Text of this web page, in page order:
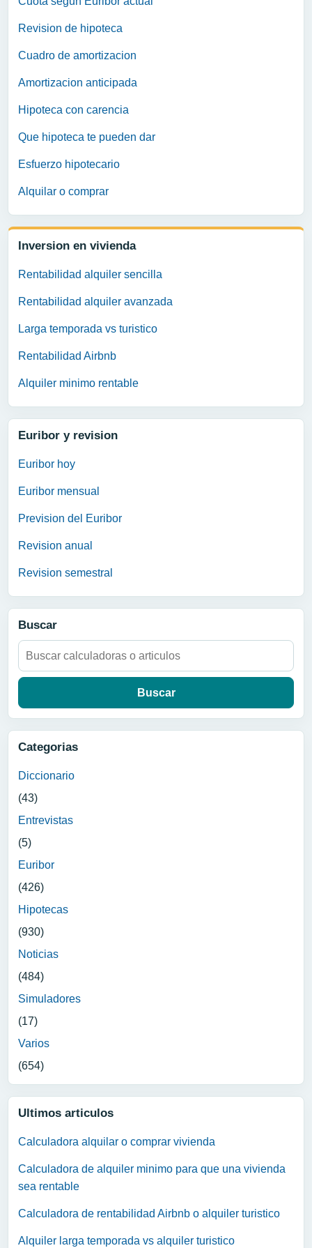
Revision de hipoteca
Cuadro de amortizacion
Amortizacion anticipada
Hipoteca con carencia
Que hipoteca te pueden dar
Esfuerzo hipotecario
Alquilar o comprar
Inversion en vivienda
Rentabilidad alquiler sencilla
Rentabilidad alquiler avanzada
Larga temporada vs turistico
Rentabilidad Airbnb
Alquiler minimo rentable
Euribor y revision
Euribor hoy
Euribor mensual
Prevision del Euribor
Revision anual
Revision semestral
Buscar
Buscar:
Categorias
Diccionario
(43)
Entrevistas
(5)
Euribor
(426)
Hipotecas
(930)
Noticias
(484)
Simuladores
(17)
Varios
(654)
Ultimos articulos
Calculadora alquilar o comprar vivienda
Calculadora de alquiler minimo para que una vivienda
sea rentable
Calculadora de rentabilidad Airbnb o alquiler turistico
Alquiler larga temporada vs alquiler turistico